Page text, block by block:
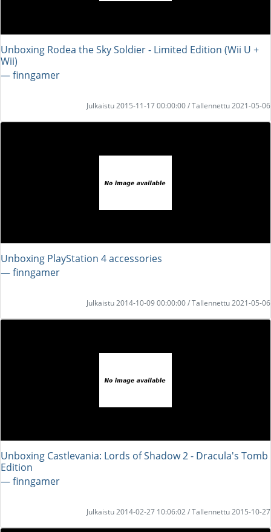
Unboxing Rodea the Sky Soldier - Limited Edition (Wii U +
Wii)
― finngamer
Julkaistu 2015-11-17 00:00:00 / Tallennettu 2021-05-06
Unboxing PlayStation 4 accessories
― finngamer
Julkaistu 2014-10-09 00:00:00 / Tallennettu 2021-05-06
Unboxing Castlevania: Lords of Shadow 2 - Dracula's Tomb
Edition
― finngamer
Julkaistu 2014-02-27 10:06:02 / Tallennettu 2015-10-27